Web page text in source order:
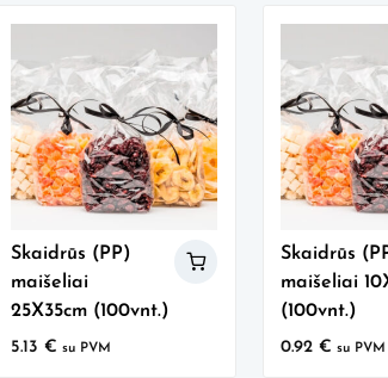
Skaidrūs (PP)
maišeliai
25X35cm (100vnt.)
5.13€ su PVM
Skaidrūs
maišeliai
(100vnt.)
0.92€ su PVM